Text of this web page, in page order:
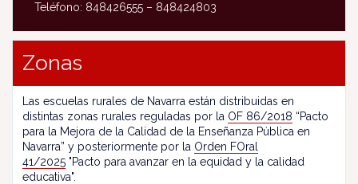
Teléfono: 848426555 – 848424803
Zonas
Las escuelas rurales de Navarra están distribuidas en
distintas zonas rurales reguladas por la OF 86/2018 “Pacto
para la Mejora de la Calidad de la Enseñanza Pública en
Navarra” y posteriormente por la Orden FOral
41/2025 "Pacto para avanzar en la equidad y la calidad
educativa".